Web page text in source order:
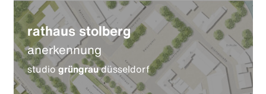
rathaus stolberg
anerkennung
studiogrüngraudüsseldorf